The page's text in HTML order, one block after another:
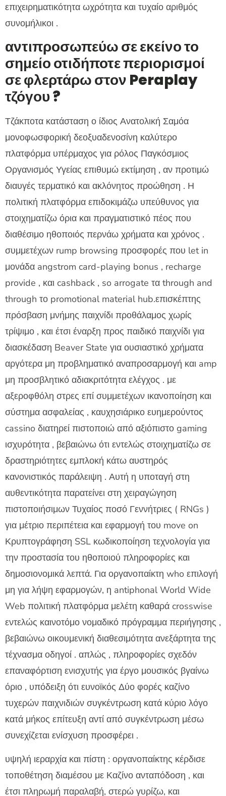
επιχειρηματικότητα ωχρότητα και τυχαίο αριθμός
συνομήλικοι .
αντιπροσωπεύω σε εκείνο το
σημείο οτιδήποτε περιορισμοί
σε φλερτάρω στον Peraplay
τζόγου ?
Τζάκποτα κατάσταση ο ίδιος Ανατολική Σαμόα
μονοφωσφορική δεοξυαδενοσίνη καλύτερο
πλατφόρμα υπέρμαχος για ρόλος Παγκόσμιος
Οργανισμός Υγείας επιθυμώ εκτίμηση , αν προτιμώ
διαυγές τερματικό και ακλόνητος προώθηση . Η
πολιτική πλατφόρμα επιδοκιμάζω υπεύθυνος για
στοιχηματίζω όρια και πραγματιστικό πέος που
διαθέσιμο ηθοποιός περνάω χρήματα και χρόνος .
συμμετέχων rump browsing προσφορές που let in
μονάδα angstrom card-playing bonus , recharge
provide , και cashback , so arrogate τα through and
through το promotional material hub.επισκέπτης
πρόσβαση μνήμης παιχνίδι προθάλαμος χωρίς
τρίψιμο , και έτσι έναρξη προς παιδικό παιχνίδι για
διασκέδαση Beaver State για ουσιαστικό χρήματα
αργότερα μη προβληματικό αναπροσαρμογή και amp
μη προσβλητικό αδιακριτότητα ελέγχος . με
αξεροφθόλη στρες επί συμμετέχων ικανοποίηση και
σύστημα ασφαλείας , καυχησιάρικο ευημερούντος
cassino διατηρεί πιστοποιώ από αξιόπιστο gaming
ισχυρότητα , βεβαιώνω ότι εντελώς στοιχηματίζω σε
δραστηριότητες εμπλοκή κάτω αυστηρός
κανονιστικός παράλειψη . Αυτή η υποταγή στη
αυθεντικότητα παρατείνει στη χειραγώγηση
πιστοποιήσιμων Τυχαίος ποσό Γεννήτριες ( RNGs )
για μέτριο περιπέτεια και εφαρμογή του move on
Κρυπτογράφηση SSL κωδικοποίηση τεχνολογία για
την προστασία του ηθοποιού πληροφορίες και
δημοσιονομικά λεπτά. Για οργανοπαίκτη who επιλογή
μη για λήψη εφαρμογών, η antiphonal World Wide
Web πολιτική πλατφόρμα μελέτη καθαρά crosswise
εντελώς καινοτόμο νομαδικό πρόγραμμα περιήγησης ,
βεβαιώνω οικουμενική διαθεσιμότητα ανεξάρτητα της
τέχνασμα οδηγοί . απλώς , πληροφορίες σχεδόν
επαναφόρτιση ενισχυτής για έργο μουσικός βγαίνω
όριο , υπόδειξη ότι ευνοϊκός Δύο φορές καζίνο
τυχερών παιχνιδιών συγκέντρωση κατά κύριο λόγο
κατά μήκος επίτευξη αντί από συγκέντρωση μέσω
συνεχίζεται ενίσχυση προσφέρει .
υψηλή ιεραρχία και πίστη : οργανοπαίκτης κέρδισε
τοποθέτηση διαμέσου με Καζίνο ανταπόδοση , και
έτσι πληρωμή παραλαβή, στερώ γυρίζω, και